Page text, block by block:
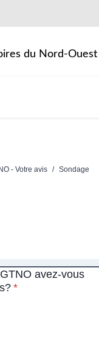
du Nord-Ouest
- Votre avis / Sondage
avez-vous
* Obligatoire
*